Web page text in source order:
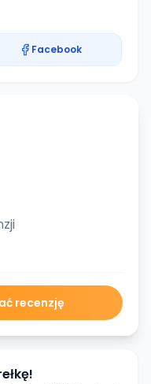
Facebook
recenzję